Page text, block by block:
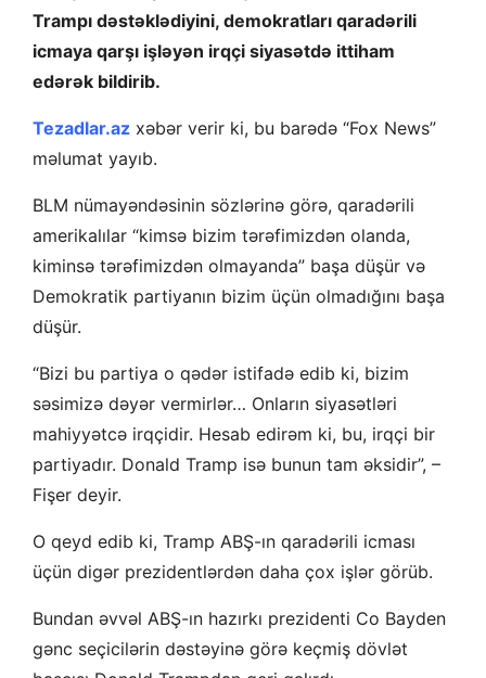
Trampı dəstəklədiyini, demokratları qaradərili
icmaya qarşı işləyən irqçi siyasətdə ittiham
edərək bildirib.
Tezadlar.az xəbər verir ki, bu barədə “Fox News”
məlumat yayıb.
BLM nümayəndəsinin sözlərinə görə, qaradərili
amerikalılar “kimsə bizim tərəfimizdən olanda,
kiminsə tərəfimizdən olmayanda” başa düşür və
Demokratik partiyanın bizim üçün olmadığını başa
düşür.
“Bizi bu partiya o qədər istifadə edib ki, bizim
səsimizə dəyər vermirlər… Onların siyasətləri
mahiyyətcə irqçidir. Hesab edirəm ki, bu, irqçi bir
partiyadır. Donald Tramp isə bunun tam əksidir”, –
Fişer deyir.
O qeyd edib ki, Tramp ABŞ-ın qaradərili icması
üçün digər prezidentlərdən daha çox işlər görüb.
Bundan əvvəl ABŞ-ın hazırkı prezidenti Co Bayden
gənc seçicilərin dəstəyinə görə keçmiş dövlət